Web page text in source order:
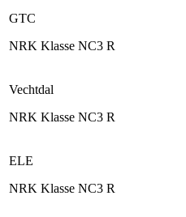
GTC
NRK Klasse NC3 R
Vechtdal
NRK Klasse NC3 R
ELE
NRK Klasse NC3 R